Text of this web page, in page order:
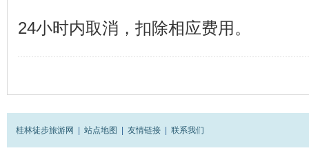
24小时内取消，扣除相应费用。
桂林徒步旅游网 | 站点地图 | 友情链接 | 联系我们